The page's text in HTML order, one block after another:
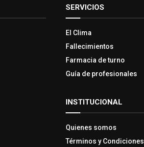
SERVICIOS
El Clima
Fallecimientos
Farmacia de turno
Guía de profesionales
INSTITUCIONAL
Quienes somos
Términos y Condiciones